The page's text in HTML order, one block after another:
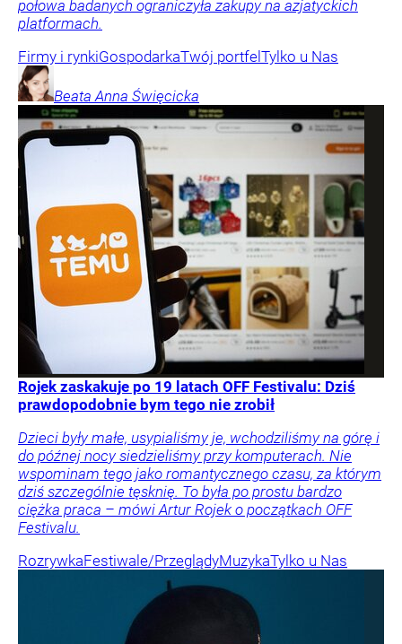
połowa badanych ograniczyła zakupy na azjatyckich
platformach.
Firmy i rynkiGospodarkaTwój portfel Tylko u Nas
Beata Anna Święcicka
Rojek zaskakuje po 19 latach OFF Festivalu: Dziś
prawdopodobnie bym tego nie zrobił
Dzieci były małe, usypialiśmy je, wchodziliśmy na górę i
do późnej nocy siedzieliśmy przy komputerach. Nie
wspominam tego jako romantycznego czasu, za którym
dziś szczególnie tęsknię. To była po prostu bardzo
ciężka praca – mówi Artur Rojek o początkach OFF
Festivalu.
RozrywkaFestiwale/PrzeglądyMuzykaTylko u Nas